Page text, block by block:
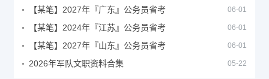
【某笔】2027年『广东』公务员省考 06-01
【某笔】2024年『江苏』公务员省考 06-01
【某笔】2027年『山东』公务员省考 06-01
2026年军队文职资料合集 05-22